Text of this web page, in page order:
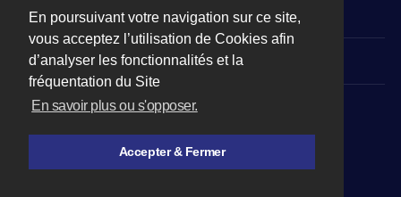
En poursuivant votre navigation sur ce site,
vous acceptez l’utilisation de Cookies afin
d’analyser les fonctionnalités et la
fréquentation du Site
En savoir plus ou s'opposer.
Accepter & Fermer
+33(0)1 56 79 11 00
avocats@picovschi.com
Mentions légales -CGU